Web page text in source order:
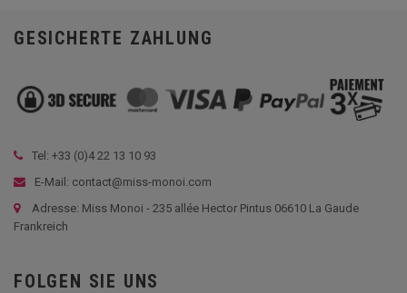
GESICHERTE ZAHLUNG
Tel: +33 (0)4 22 13 10 93
E-Mail: contact@miss-monoi.com
Adresse: Miss Monoi - 235 allée Hector Pintus 06610 La Gaude
Frankreich
FOLGEN SIE UNS